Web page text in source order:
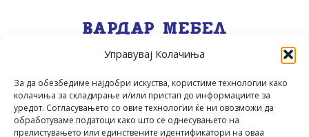
Управувај Колачиња
За да обезбедиме најдобри искуства, користиме технологии како
колачиња за складирање и/или пристап до информациите за
уредот. Согласувањето со овие технологии ќе ни овозможи да
обработуваме податоци како што се однесувањето на
прелистувањето или единствените идентификатори на оваа
Квалитет, Стил, Селекција, Сервис.